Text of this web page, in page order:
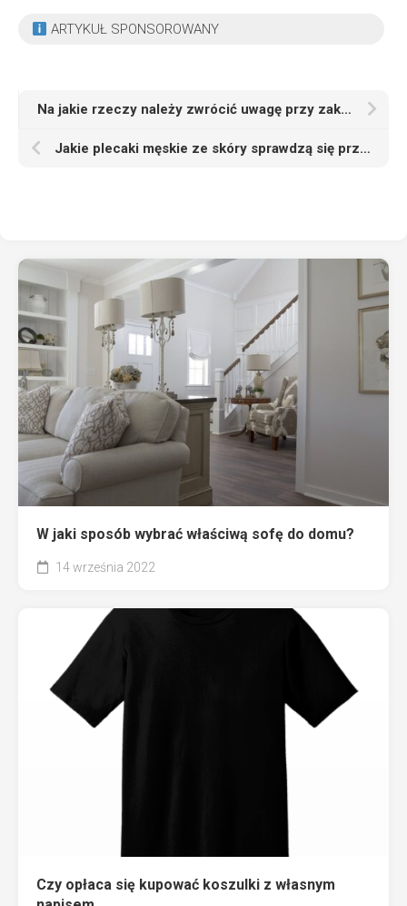
ARTYKUŁ SPONSOROWANY
Na jakie rzeczy należy zwrócić uwagę przy zakupie kampera
Jakie plecaki męskie ze skóry sprawdzą się przy codziennym noszeniu
W jaki sposób wybrać właściwą sofę do domu?
14 września 2022
Czy opłaca się kupować koszulki z własnym